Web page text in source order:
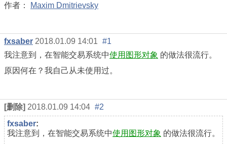
作者： Maxim Dmitrievsky
fxsaber 2018.01.09 14:01 #1
我注意到，在智能交易系统中使用图形对象 的做法很流行。
原因何在？我自己从未使用过。
[删除] 2018.01.09 14:04 #2
fxsaber:
我注意到，在智能交易系统中使用图形对象 的做法很流行。